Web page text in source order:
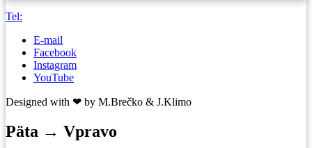
Tel:
E-mail
Facebook
Instagram
YouTube
Designed with ❤ by M.Brečko & J.Klimo
Päta → Vpravo